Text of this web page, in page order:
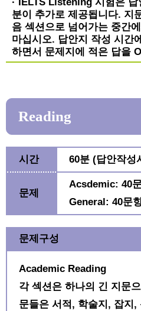
· IELTS Listening 시험은
분이 추가로 제공됩니다. 지
음 섹션으로 넘어가는 중간
마십시오. 답안지 작성 시간
하면서 문제지에 적은 답을
Reading
시간 60분 (답안작성
문제
Acsdemic: 40
General: 40문
문제구성
Academic Reading
각 섹션은 하나의 긴 지문
문들은 서적, 학술지, 잡지